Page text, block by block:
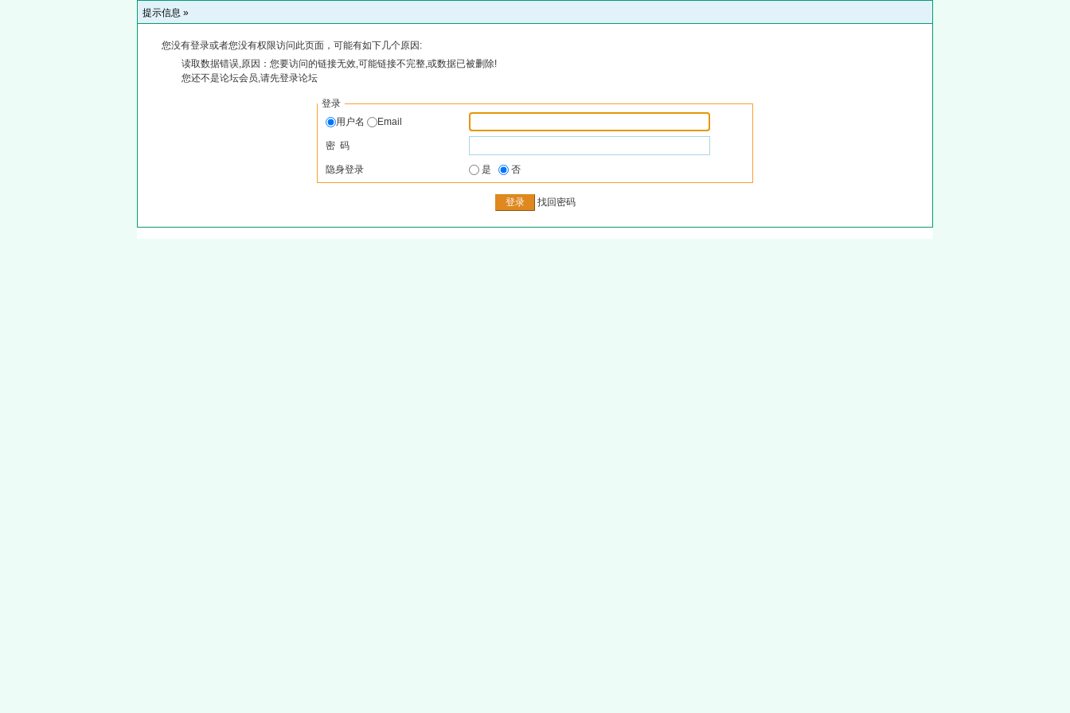
提示信息 »
您没有登录或者您没有权限访问此页面，可能有如下几个原因:
读取数据错误,原因：您要访问的链接无效,可能链接不完整,或数据已被删除!
您还不是论坛会员,请先登录论坛
登录
用户名
Email
密 码
隐身登录 是 否
找回密码